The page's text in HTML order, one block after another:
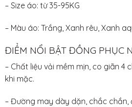
– Size áo: từ 35-95KG
– Màu áo: Trắng, Xanh rêu, Xanh
ĐIỂM NỔI BẬT ĐỒNG PHỤC
– Chất liệu vải mềm mịn, co giãn 4
khi mặc.
– Đường may dày dặn, chắc chắn,